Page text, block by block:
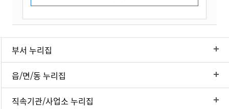
부서 누리집
읍/면/동 누리집
직속기관/사업소 누리집